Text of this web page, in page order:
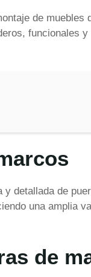
de
funcionales
detallada de
una amplia
de